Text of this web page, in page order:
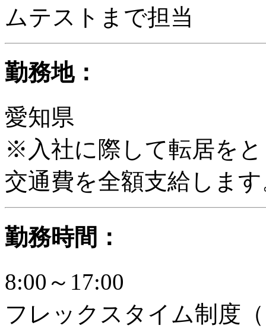
ムテストまで担当
勤務地：
愛知県
※入社に際して転居を
交通費を全額支給しま
勤務時間：
8:00～17:00
フレックスタイム制度